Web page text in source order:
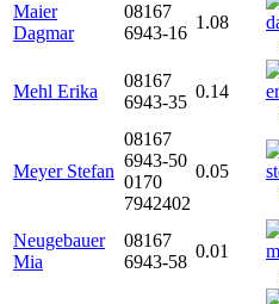
Maier
Dagmar
08167
6943-16
1.08
Mehl Erika
08167
6943-35
0.14
Meyer Stefan
08167
6943-50
0170
7942402
0.05
Neugebauer
Mia
08167
6943-58
0.01